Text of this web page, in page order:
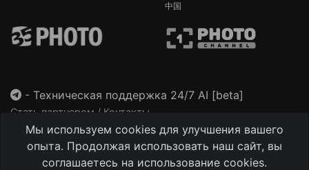
Мы используем cookies для улучшения вашего
опыта. Продолжая использовать наш сайт, вы
соглашаетесь на использование cookies.
中国
- Техническая поддержка 24/7 AI [beta]
Стать партнером / Контакты
This site is protected by reCAPTCHA and the GooglePrivacy Policyand
Terms of Service